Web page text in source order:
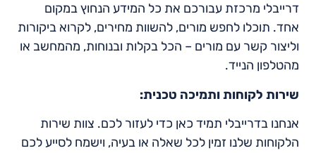
דרייבלי מרכזת עבורכם את כל המידע הנחוץ במקום
אחד. תוכלו לחפש מורים, להשוות מחירים, לקרוא ביקורות
וליצור קשר עם מורים – הכל בקלות ובנוחות, מהמחשב או
מהטלפון הנייד.
שירות לקוחות ותמיכה טכנית:
אנחנו בדרייבלי תמיד כאן כדי לעזור לכם. צוות שירות
הלקוחות שלנו זמין לכל שאלה או בעיה, וישמח לסייע לכם